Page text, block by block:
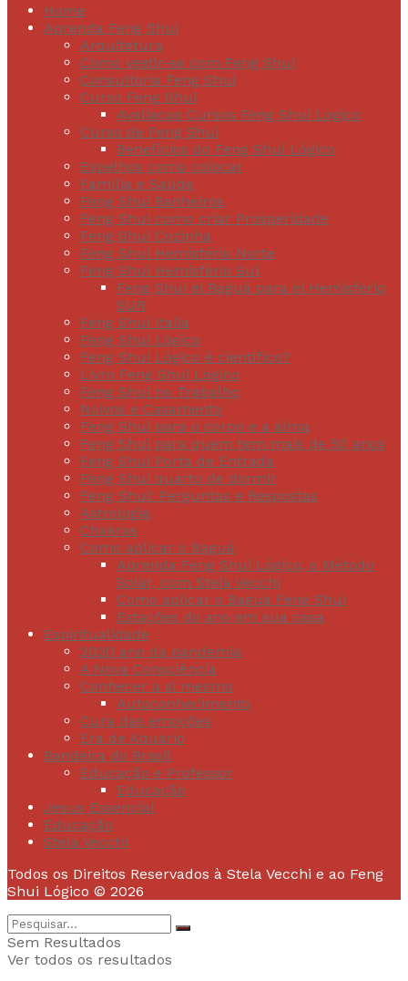
Home
Aprenda Feng Shui
Arquitetura
Como vestir-se com Feng Shui
Consultoria Feng Shui
Curso Feng Shui
Avaliacao Cursos Feng Shui Logico
Curso de Feng Shui
Benefícios do Feng Shui Lógico
Espelhos como colocar
Família e Saúde
Feng Shui Banheiros
Feng Shui como criar Prosperidade
Feng Shui Cozinha
Feng Shui Hemisfério Norte
Feng Shui Hemisfério Sul
Feng Shui el Baguá para el Hemisferio
SUR
Feng Shui Italia
Feng Shui Lógico
Feng Shui Lógico é científico?
Livro Feng Shui Lógico
Feng Shui no Trabalho
Noivos e Casamento
Feng Shui para o corpo e a alma
Feng Shui para quem tem mais de 50 anos
Feng Shui Porta de Entrada
Feng Shui quarto de dormir
Feng Shui: Perguntas e Respostas
Astrologia
Chakras
Como aplicar o Baguá
Aprenda Feng Shui Lógico, o Método
Solar, com Stela Vecchi
Como aplicar o Baguá Feng Shui
Estações do ano em sua casa
Espiritualidade
2020 ano da pandemia
A Nova Consciência
Conhecer a si mesmo
Autoconhecimento
Cura das emoções
Era de Aquário
Bandeira do Brasil
Educação e Professor
Educação
Jesus Essencial
Educação
Stela Vecchi
Todos os Direitos Reservados à Stela Vecchi e ao Feng
Shui Lógico © 2026
Sem Resultados
Ver todos os resultados